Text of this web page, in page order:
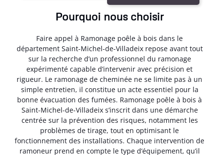
Pourquoi nous choisir
Faire appel à Ramonage poêle à bois dans le
département Saint-Michel-de-Villadeix repose avant tout
sur la recherche d’un professionnel du ramonage
expérimenté capable d’intervenir avec précision et
rigueur. Le ramonage de cheminée ne se limite pas à un
simple entretien, il constitue un acte essentiel pour la
bonne évacuation des fumées. Ramonage poêle à bois à
Saint-Michel-de-Villadeix s’inscrit dans une démarche
centrée sur la prévention des risques, notamment les
problèmes de tirage, tout en optimisant le
fonctionnement des installations. Chaque intervention de
ramoneur prend en compte le type d’équipement, qu’il